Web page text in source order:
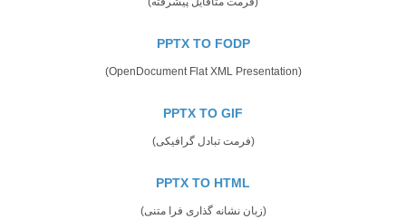
PPTX TO FODP
(OpenDocument Flat XML Presentation)
PPTX TO GIF
(فرمت تبادل گرافیکی)
PPTX TO HTML
(زبان نشانه گذاری فرا متنی)